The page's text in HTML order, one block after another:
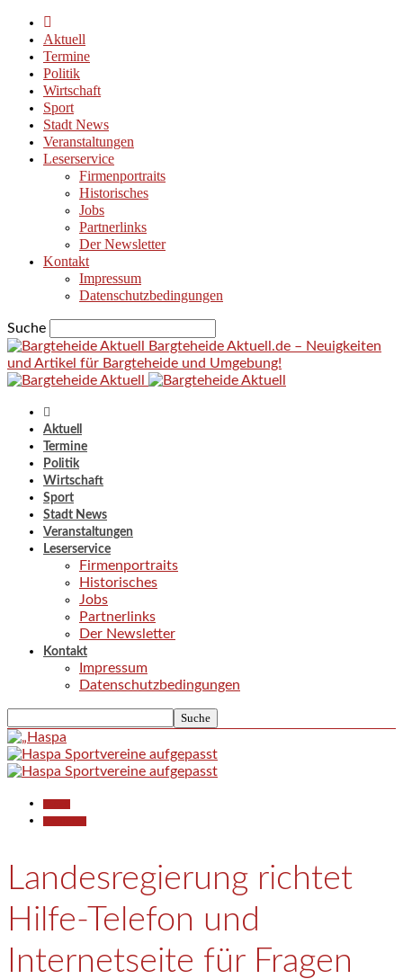
Aktuell
Termine
Politik
Wirtschaft
Sport
Stadt News
Veranstaltungen
Leserservice
Firmenportraits
Historisches
Jobs
Partnerlinks
Der Newsletter
Kontakt
Impressum
Datenschutzbedingungen
Suche
Bargteheide Aktuell.de – Neuigkeiten
und Artikel für Bargteheide und Umgebung!
Aktuell
Termine
Politik
Wirtschaft
Sport
Stadt News
Veranstaltungen
Leserservice
Firmenportraits
Historisches
Jobs
Partnerlinks
Der Newsletter
Kontakt
Impressum
Datenschutzbedingungen
Landesregierung richtet
Hilfe-Telefon und
Internetseite für Fragen